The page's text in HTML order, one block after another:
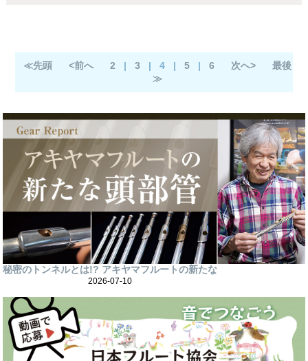
≪先頭 <前へ 2 | 3 | 4 | 5 | 6 次へ>
最後
≫
秘密のトンネルとは!? アキヤマフルートの新たな
2026-07-10